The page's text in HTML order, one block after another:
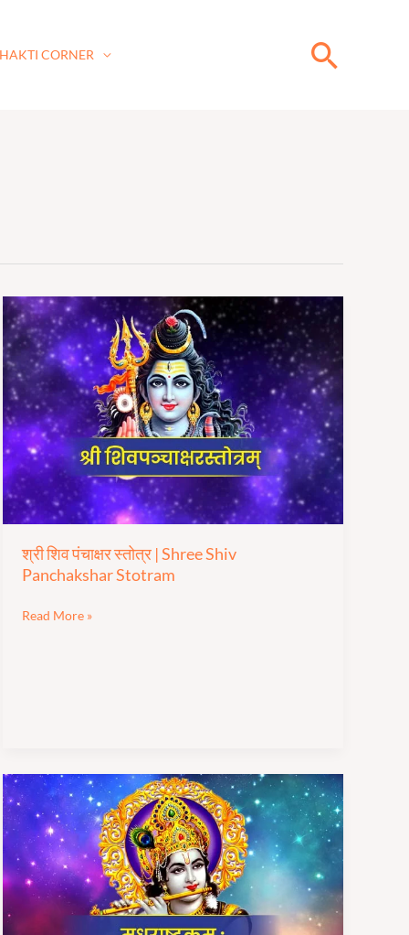
CORNER
श्री शिव पंचाक्षर स्तोत्र | Shree Shiv
Panchakshar Stotram
श्री
शिव
पंचाक्षर
स्तोत्र
|
Shree
Shiv
Panchakshar
Stotram
Read More »
मधुराष्टकम्:
Madhurashtakam